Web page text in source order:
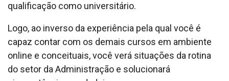
qualificação como universitário.
Logo, ao inverso da experiência pela qual você é
capaz contar com os demais cursos em ambiente
online e conceituais, você verá situações da rotina
do setor da Administração e solucionará